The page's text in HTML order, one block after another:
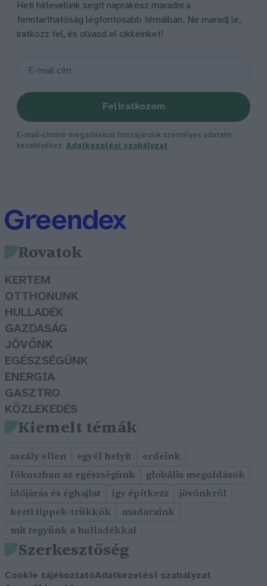
Heti hírlevelünk segít naprakész maradni a
fenntarthatóság legfontosabb témáiban. Ne maradj le,
iratkozz fel, és olvasd el cikkeinket!
Feliratkozom
E-mail-címem megadásával hozzájárulok személyes adataim
kezeléséhez. Adatkezelési szabályzat
Rovatok
KERTEM
OTTHONUNK
HULLADÉK
GAZDASÁG
JÖVŐNK
EGÉSZSÉGÜNK
ENERGIA
GASZTRO
KÖZLEKEDÉS
Kiemelt témák
aszály ellen egyél helyit
erdeink
fókuszban az egészségünk
globális megoldások
időjárás és éghajlat
így építkezz
jövőnkről
kerti tippek-trükkök
madaraink
mit tegyünk a hulladékkal
Szerkesztőség
Cookie tájékoztatóAdatkezelési szabályzat